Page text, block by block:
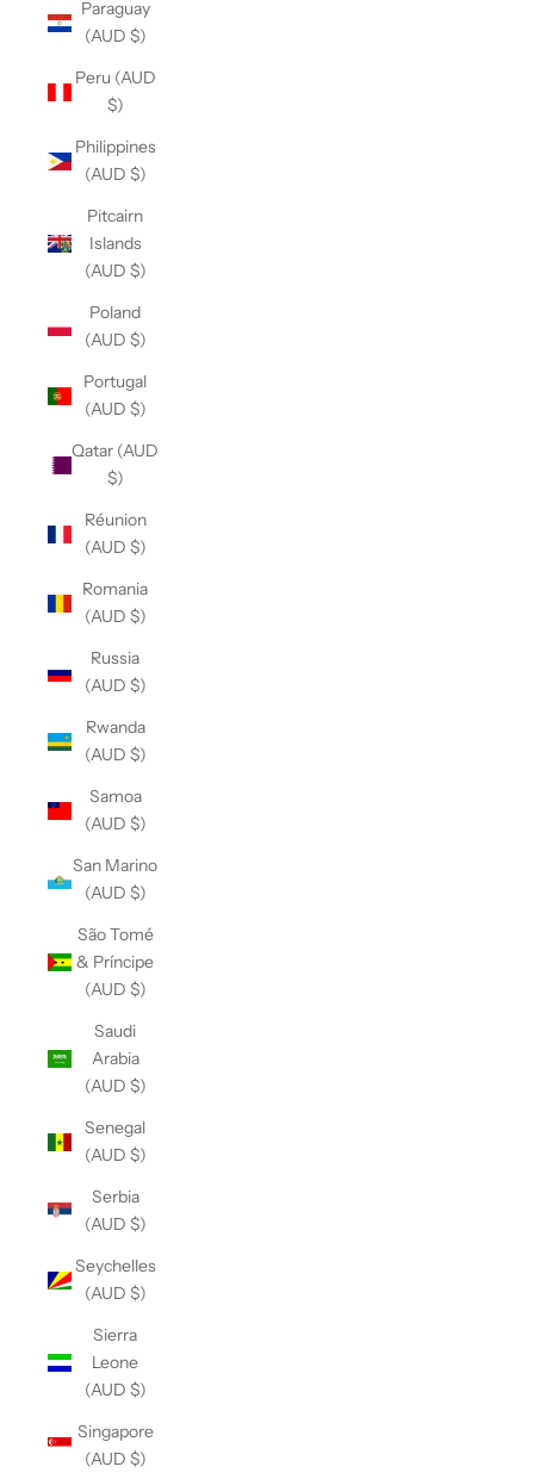
Paraguay
(AUD $)
Peru (AUD
$)
Philippines
(AUD $)
Pitcairn
Islands
(AUD $)
Poland
(AUD $)
Portugal
(AUD $)
Qatar (AUD
$)
Réunion
(AUD $)
Romania
(AUD $)
Russia
(AUD $)
Rwanda
(AUD $)
Samoa
(AUD $)
San Marino
(AUD $)
São Tomé
& Príncipe
(AUD $)
Saudi
Arabia
(AUD $)
Senegal
(AUD $)
Serbia
(AUD $)
Seychelles
(AUD $)
Sierra
Leone
(AUD $)
Singapore
(AUD $)